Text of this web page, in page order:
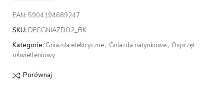
EAN: 5904194689247
SKU: DECGNIAZDO2_BK
Kategorie: Gniazda elektryczne, Gniazda natynkowe, Osprzęt
oświetleniowy
Porównaj